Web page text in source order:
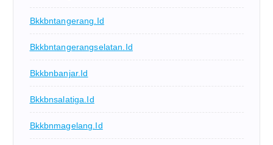
Bkkbntangerang.id
Bkkbntangerangselatan.id
Bkkbnbanjar.id
Bkkbnsalatiga.id
Bkkbnmagelang.id